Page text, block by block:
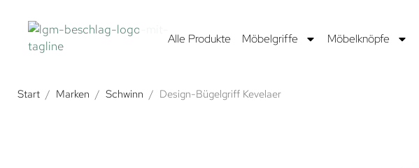
Alle Produkte Möbelgriffe Möbelknöpfe
Start / Marken / Schwinn / Design-Bügelgriff Kevelaer